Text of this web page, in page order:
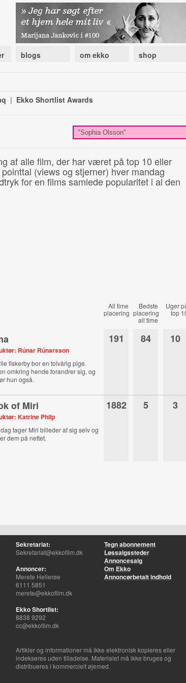
blogs om ekko shop
| Ekko Shortlist Awards
af alle film, der har været på top 10 eller
(views og stjerner) hver mandag
for en films samlede popularitet i al den
All time
placering
Bedste
placering
all time
Uger
top
Rúnar Rúnarsson
fiskerby bor en tolvårig pige.
omkring hende forandrer sig, og
hun også.
191 84 10
of Miri
Katrine Philp
tager Miri billeder af sig selv og
dem på nettet.
1882 5 3
Sekretariat:
Sekretariat@ekkofilm.dk
Annoncer:
Merete Hellerøe
6111 5851
merete@ekkofilm.dk
Ekko Shortlist:
8838 9292
cc@ekkofilm.dk
Tegn abonnement
Løssalgssteder
Annoncesalg
Om Ekko
Annoncørbetalt indhold
Artikler og informationer må ikke elektronisk kopieres eller
indekseres uden tilladelse. Materialet må ikke bruges og
distribueres i kommercielt øjemed.